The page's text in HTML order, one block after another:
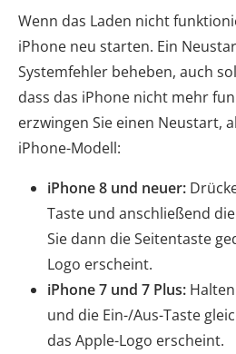
Wenn das Laden nicht
iPhone neu starten. Ein
Systemfehler beheben, auch
dass das iPhone nicht mehr
erzwingen Sie einen Neustart,
iPhone-Modell:
iPhone 8 und neuer:
Taste und anschließend
Sie dann die Seitentaste
Logo erscheint.
iPhone 7 und 7 Plus:
und die Ein-/Aus-Taste
das Apple-Logo erscheint.